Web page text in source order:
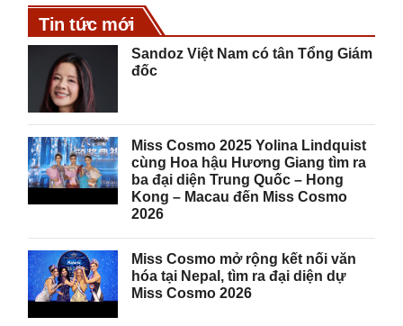
Tin tức mới
Sandoz Việt Nam có tân Tổng Giám
đốc
Miss Cosmo 2025 Yolina Lindquist
cùng Hoa hậu Hương Giang tìm ra
ba đại diện Trung Quốc – Hong
Kong – Macau đến Miss Cosmo
2026
Miss Cosmo mở rộng kết nối văn
hóa tại Nepal, tìm ra đại diện dự
Miss Cosmo 2026